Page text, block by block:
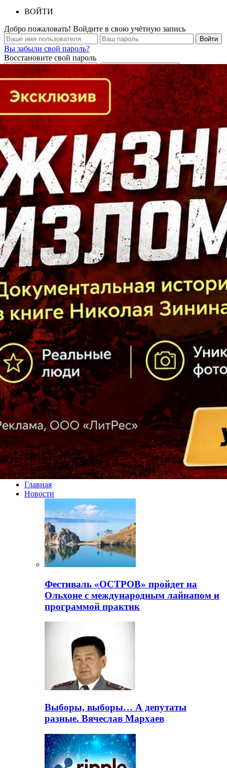
ВОЙТИ
Добро пожаловать! Войдите в свою учётную запись
Вы забыли свой пароль?
Восстановите свой пароль
Кто есть кто в Байкальском регионе
Главная
Новости
Фестиваль «ОСТРОВ» пройдет на
Ольхоне с международным лайнапом и
программой практик
Выборы, выборы… А депутаты
разные. Вячеслав Мархаев